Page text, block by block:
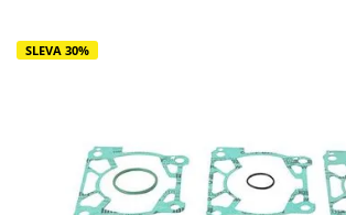
SLEVA 30%